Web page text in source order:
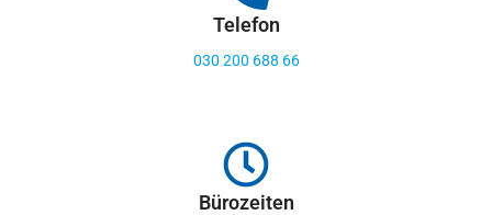
Telefon
030 200 688 66
Bürozeiten